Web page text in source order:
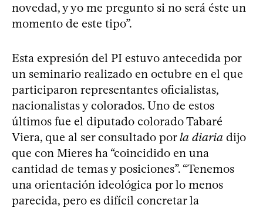
novedad, y yo me pregunto si no será éste un
momento de este tipo”.
Esta expresión del PI estuvo antecedida por
un seminario realizado en octubre en el que
participaron representantes oficialistas,
nacionalistas y colorados. Uno de estos
últimos fue el diputado colorado Tabaré
Viera, que al ser consultado porla diaria dijo
que con Mieres ha “coincidido en una
cantidad de temas y posiciones”. “Tenemos
una orientación ideológica por lo menos
parecida, pero es difícil concretar la